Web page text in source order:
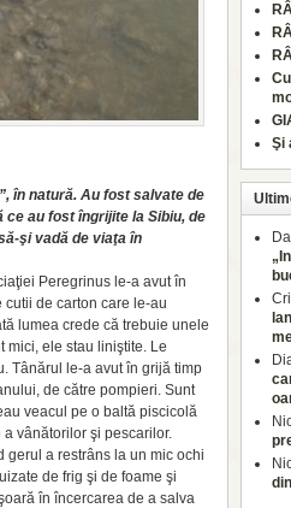
în natură. Au fost salvate de
au fost îngrijite la Sibiu, de
şi vadă de viaţa în
Peregrinus le-a avut în
de carton care le-au
lumea crede că trebuie unele
mici, ele stau liniştite. Le
Tânărul le-a avut în grijă timp
de către pompieri. Sunt
veacul pe o baltă piscicolă
vânătorilor şi pescarilor.
gerul a restrâns la un mic ochi
de frig şi de foame şi
în încercarea de a salva
Şi